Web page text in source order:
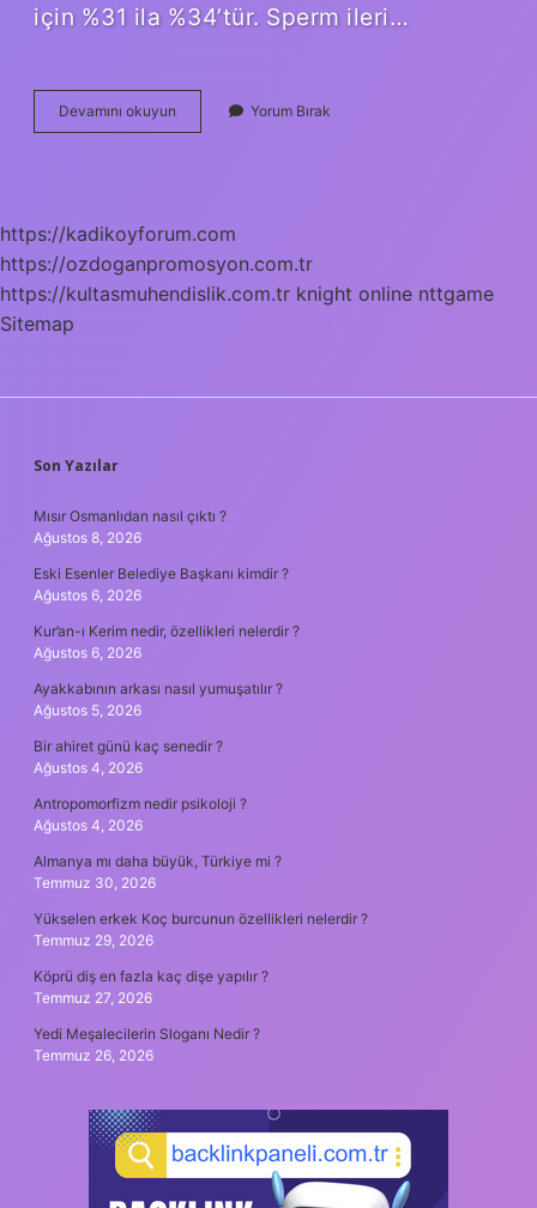
için %31 ila %34’tür. Sperm ileri…
Devamını okuyun
Tahlil
Yorum Bırak
https://kadikoyforum.com
https://ozdoganpromosyon.com.tr
https://kultasmuhendislik.com.tr knight online nttgame
Sitemap
SIDEBAR
Son Yazılar
Mısır Osmanlıdan nasıl çıktı ?
Ağustos 8, 2026
Eski Esenler Belediye Başkanı kimdir ?
Ağustos 6, 2026
Kur’an-ı Kerim nedir, özellikleri nelerdir ?
Ağustos 6, 2026
Ayakkabının arkası nasıl yumuşatılır ?
Ağustos 5, 2026
Bir ahiret günü kaç senedir ?
Ağustos 4, 2026
Antropomorfizm nedir psikoloji ?
Ağustos 4, 2026
Almanya mı daha büyük, Türkiye mi ?
Temmuz 30, 2026
Yükselen erkek Koç burcunun özellikleri nelerdir ?
Temmuz 29, 2026
Köprü diş en fazla kaç dişe yapılır ?
Temmuz 27, 2026
Yedi Meşalecilerin Sloganı Nedir ?
Temmuz 26, 2026